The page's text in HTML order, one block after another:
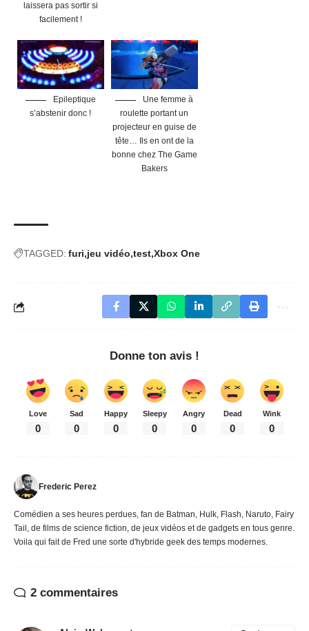
laissera pas sortir si
facilement !
Epileptique
s’abstenir donc !
Une femme à
roulette portant un
projecteur en guise de
tête… Ils en ont de la
bonne chez The Game
Bakers
TAGGED: furi jeu vidéo test Xbox One
Donne ton avis !
Love
0
Sad
0
Happy
0
Sleepy
0
Angry
0
Dead
0
Wink
0
Frederic Perez
Comédien a ses heures perdues, fan de Batman, Hulk, Flash, Naruto, Fairy
Tail, de films de science fiction, de jeux vidéos et de gadgets en tous genre.
Voila qui fait de Fred une sorte d'hybride geek des temps modernes.
2 commentaires